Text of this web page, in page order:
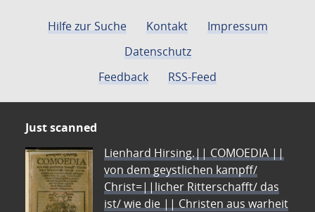
Hilfe zur Suche Kontakt
Impressum
Datenschutz
Feedback
RSS-Feed
Just scanned
Lienhard Hirsing.|| COMOEDIA ||
von dem geystlichen kampff/
Christ=||licher Ritterschafft/ das
ist/ wie die || Christen aus warheit